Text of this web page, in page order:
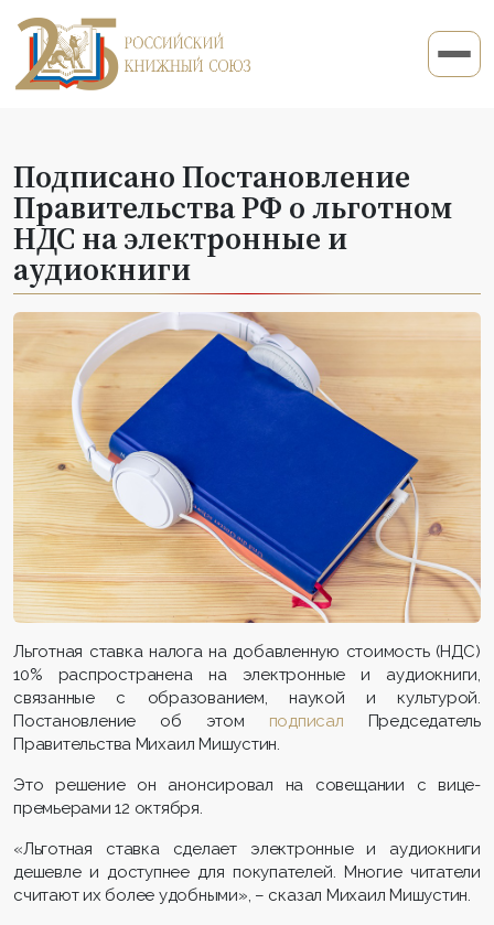
Подписано Постановление
Правительства РФ о льготном
НДС на электронные и
аудиокниги
Льготная ставка налога на добавленную стоимость (НДС)
10% распространена на электронные и аудиокниги,
связанные с образованием, наукой и культурой.
Постановление об этом подписал Председатель
Правительства Михаил Мишустин.
Это решение он анонсировал на совещании с вице-
премьерами 12 октября.
«Льготная ставка сделает электронные и аудиокниги
дешевле и доступнее для покупателей. Многие читатели
считают их более удобными», – сказал Михаил Мишустин.